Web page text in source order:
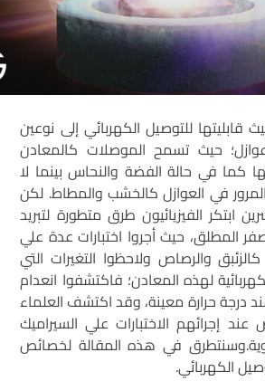
للتوصيل الكهربائي إلى نوعين
حيث تسمح الموصلات كالمعادن
كما في حالة الفضة والنحاس بينما لا
في العوازل كالخشب والمطاط. لكن
ابتكر الفيزيائيون طرق متطورة لتبريد
المطلق، حيث أجروا اختبارات عدة علي
والرصاص ولاحظوا التغيرات التي
لهذه المعادن؛ فاكتشفوا انعدام
درجة حرارة معينة، وقد اكتشف العلماء
إجرائهم الاختبارات علي السيراميك
في هذه المقالة لخصائص
الكهربائي.